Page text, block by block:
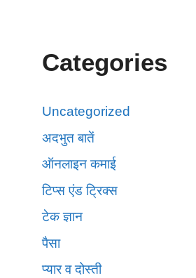
Categories
Uncategorized
अदभुत बातें
ऑनलाइन कमाई
टिप्स एंड ट्रिक्स
टेक ज्ञान
पैसा
प्यार व दोस्ती